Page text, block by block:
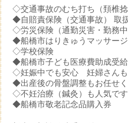
◇交通事故のむち打ち（頚椎
◆自賠責保険（交通事故） 取
◇労災保険（通勤災害・勤務
◆船橋市はりきゅうマッサー
◇学校保険
◆船橋市子ども医療費助成受
◇妊娠中でも安心 妊婦さんも
◆出産後の骨盤調整もお任せく
◇不妊治療（鍼灸）も人気です
◆船橋市敬老記念品購入券